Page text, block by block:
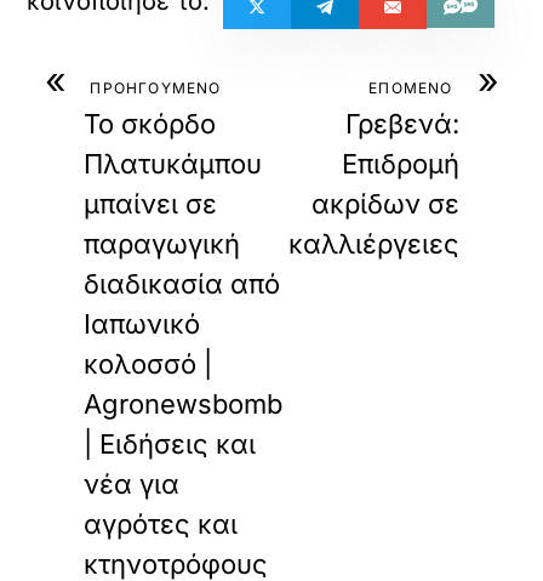
« ΠΡΟΗΓΟΥΜΕΝΟ
Το σκόρδο
Πλατυκάμπου
μπαίνει σε
παραγωγική
διαδικασία από
Ιαπωνικό
κολοσσό |
Agronewsbomb
| Ειδήσεις και
νέα για
αγρότες και
κτηνοτρόφους
»
ΕΠΟΜΕΝΟ
Γρεβενά:
Επιδρομή
ακρίδων σε
καλλιέργειες